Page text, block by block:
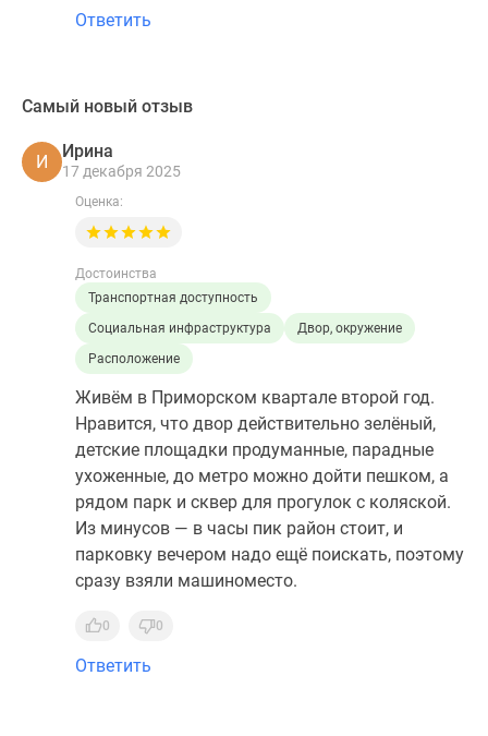
Ответить
Самый новый отзыв
И
Ирина
17 декабря 2025
Оценка:
Достоинства
Транспортная доступность
Социальная инфраструктура
Двор, окружение
Расположение
Живём в Приморском квартале второй год.
Нравится, что двор действительно зелёный,
детские площадки продуманные, парадные
ухоженные, до метро можно дойти пешком, а
рядом парк и сквер для прогулок с коляской.
Из минусов — в часы пик район стоит, и
парковку вечером надо ещё поискать, поэтому
сразу взяли машиноместо.
0 0
Ответить